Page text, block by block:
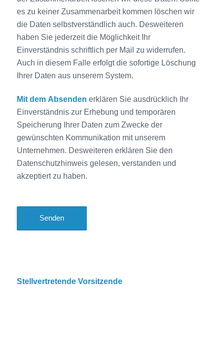
es zu keiner Zusammenarbeit kommen löschen wir
die Daten selbstverständlich auch. Desweiteren
haben Sie jederzeit die Möglichkeit Ihr
Einverständnis schriftlich per Mail zu widerrufen.
Auch in diesem Falle erfolgt die sofortige Löschung
Ihrer Daten aus unserem System.
Mit dem Absenden erklären Sie ausdrücklich Ihr
Einverständnis zur Erhebung und temporären
Speicherung Ihrer Daten zum Zwecke der
gewünschten Kommunikation mit unserem
Unternehmen. Desweiteren erklären Sie den
Datenschutzhinweis gelesen, verstanden und
akzeptiert zu haben.
Stellvertretende Vorsitzende